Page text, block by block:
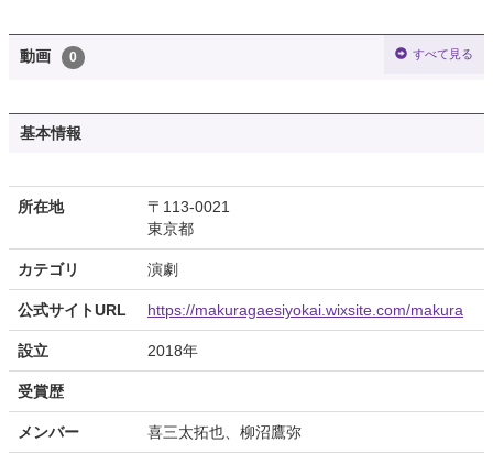
動画 0 すべて見る
基本情報
所在地
〒113-0021
東京都
カテゴリ 演劇
公式サイトURL https://makuragaesiyokai.wixsite.com/makura
設立 2018年
受賞歴
メンバー 喜三太拓也、柳沼鷹弥